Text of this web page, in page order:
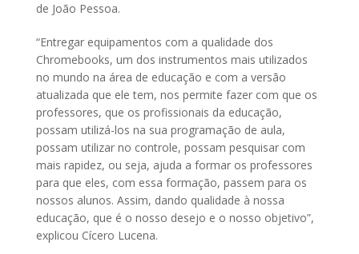
de João Pessoa.
“Entregar equipamentos com a qualidade dos
Chromebooks, um dos instrumentos mais utilizados
no mundo na área de educação e com a versão
atualizada que ele tem, nos permite fazer com que os
professores, que os profissionais da educação,
possam utilizá-los na sua programação de aula,
possam utilizar no controle, possam pesquisar com
mais rapidez, ou seja, ajuda a formar os professores
para que eles, com essa formação, passem para os
nossos alunos. Assim, dando qualidade à nossa
educação, que é o nosso desejo e o nosso objetivo”,
explicou Cícero Lucena.